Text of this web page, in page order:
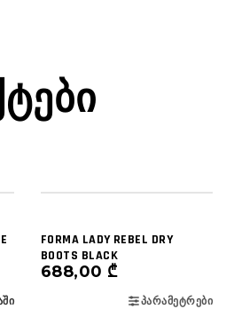
FORMA LADY REBEL DRY
BOOTS BLACK
688,00 ₾
ᲞᲐᲠᲐᲛᲔᲢᲠᲔᲑᲘ